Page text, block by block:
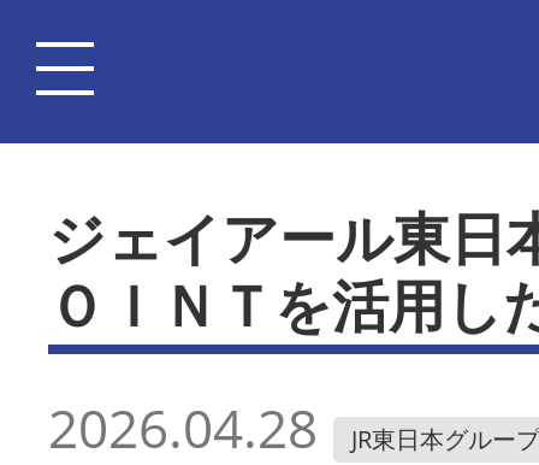
ジェイアール東
ＯＩＮＴを活用し
2026.04.28 JR東日本グループ